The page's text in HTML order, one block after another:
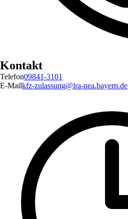
Kontakt
Telefon09841-3101
E-Mailkfz-zulassung@lra-nea.bayern.de